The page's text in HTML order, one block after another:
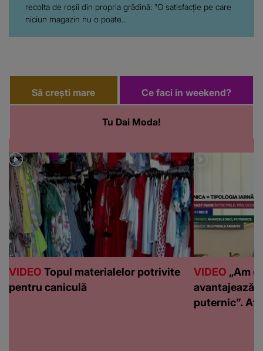
recolta de roșii din propria grădină: "O satisfacție pe care
niciun magazin nu o poate...
Să crești mare
Tu Dai Moda!
Ce faci in weekend?
VIDEO Topul materialelor potrivite
pentru caniculă
VIDEO „Am
avantajează
puternic”.